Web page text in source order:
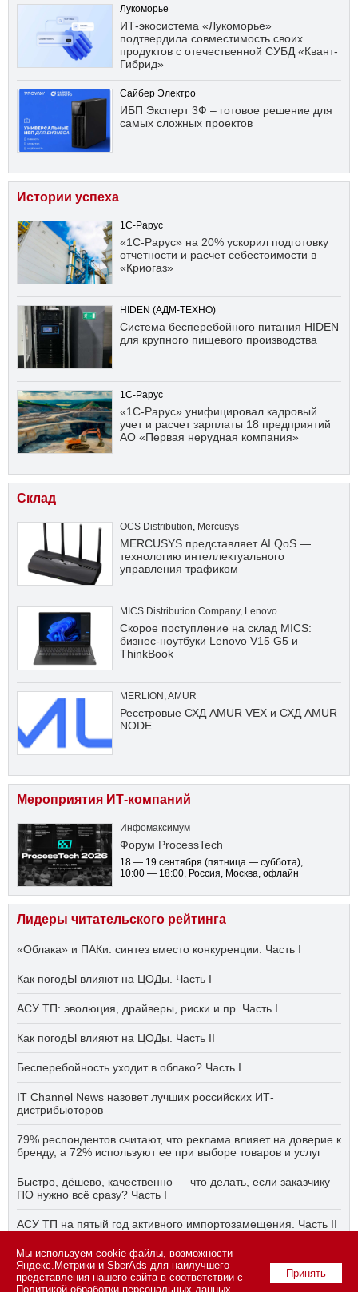
Лукоморье
ИТ-экосистема «Лукоморье»
подтвердила совместимость своих
продуктов с отечественной СУБД «Квант-
Гибрид»
Сайбер Электро
ИБП Эксперт 3Ф – готовое решение для
самых сложных проектов
Истории успеха
1С-Рарус
«1С-Рарус» на 20% ускорил подготовку
отчетности и расчет себестоимости в
«Криогаз»
HIDEN (АДМ-ТЕХНО)
Система бесперебойного питания HIDEN
для крупного пищевого производства
1С-Рарус
«1С-Рарус» унифицировал кадровый
учет и расчет зарплаты 18 предприятий
АО «Первая нерудная компания»
Склад
OCS Distribution Mercusys
MERCUSYS представляет AI QoS —
технологию интеллектуального
управления трафиком
MICS Distribution Company, Lenovo
Скорое поступление на склад MICS:
бизнес-ноутбуки Lenovo V15 G5 и
ThinkBook
MERLION AMUR
Ресстровые СХД AMUR VEX и СХД AMUR
NODE
Мероприятия ИТ-компаний
Инфомаксимум
Форум ProcessTech
18 — 19 сентября (пятница — суббота),
10:00 — 18:00, Россия, Москва, офлайн
Лидеры читательского рейтинга
«Облака» и ПАКи: синтез вместо конкуренции. Часть I
Как погодЫ влияют на ЦОДы. Часть I
АСУ ТП: эволюция, драйверы, риски и пр. Часть I
Как погодЫ влияют на ЦОДы. Часть II
Бесперебойность уходит в облако? Часть I
IT Channel News назовет лучших российских ИТ-
дистрибьюторов
79% респондентов считают, что реклама влияет на доверие к
бренду, а 72% используют ее при выборе товаров и услуг
Быстро, дёшево, качественно — что делать, если заказчику
ПО нужно всё сразу? Часть I
АСУ ТП на пятый год активного импортозамещения. Часть II
Бесперебойность уходит в облако? Часть II
Принять
Мы используем cookie-файлы, возможности
Яндекс.Метрики и SberAds для наилучшего
представления нашего сайта в соответствии с
Политикой обработки персональных данных